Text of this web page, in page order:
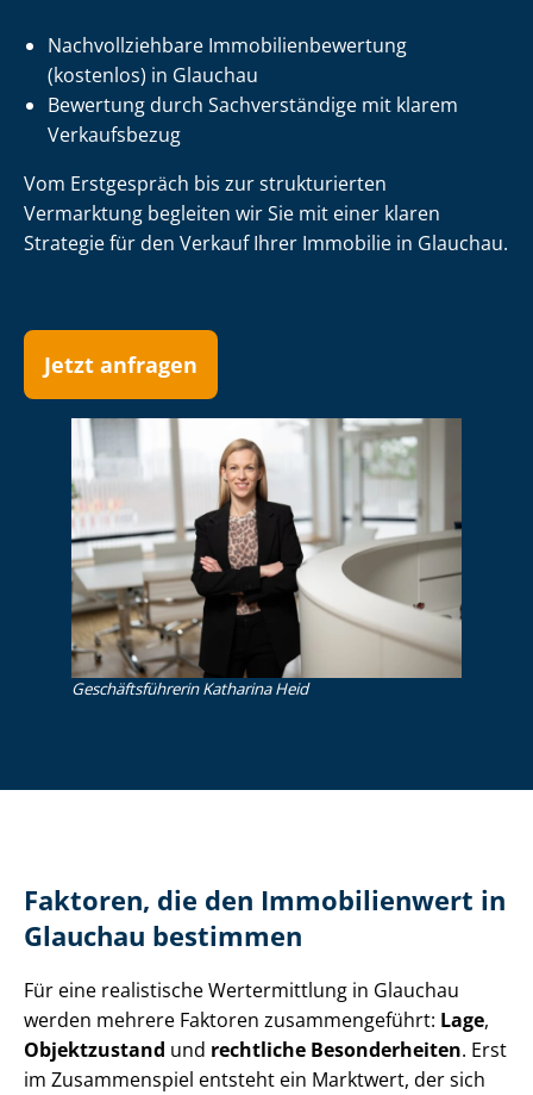
Nach­voll­zieh­ba­re Im­mo­bi­li­en­be­wer­tung
(kostenlos) in Glauchau
Bewertung durch Sachverständige mit klarem
Verkaufsbezug
Vom Erstgespräch bis zur strukturierten
Vermarktung begleiten wir Sie mit einer klaren
Strategie für den Verkauf Ihrer Immobilie in Glauchau.
Jetzt anfragen
Ge­schäfts­füh­re­rin Katharina Heid
Faktoren, die den Immobilienwert in
Glauchau bestimmen
Für eine realistische Wertermittlung in Glauchau
werden mehrere Faktoren zusammengeführt: Lage,
Objektzustand und rechtliche Besonderheiten. Erst
im Zusammenspiel entsteht ein Marktwert, der sich